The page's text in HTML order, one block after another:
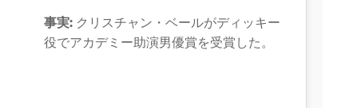
事実: クリスチャン・ベールがディッキー
役でアカデミー助演男優賞を受賞した。